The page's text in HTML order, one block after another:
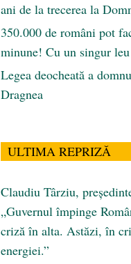
ani de la trecerea la
350.000 de români pot
minune! Cu un singur
Legea deocheată a
Dragnea
ULTIMA REPRIZĂ
Claudiu Târziu,
„Guvernul împinge
criză în alta. Astăzi, în
energiei.”